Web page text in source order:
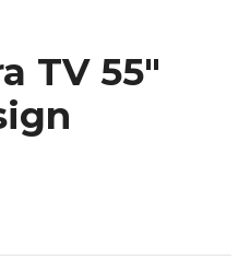
TV 55"